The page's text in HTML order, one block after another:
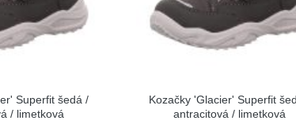
Superfit šedá /
/ limetková
Kozačky 'Glacier' Superfit
antracitová / limetková